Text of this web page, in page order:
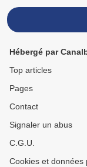
Hébergé par
Top articles
Pages
Contact
Signaler un abus
C.G.U.
Cookies et données